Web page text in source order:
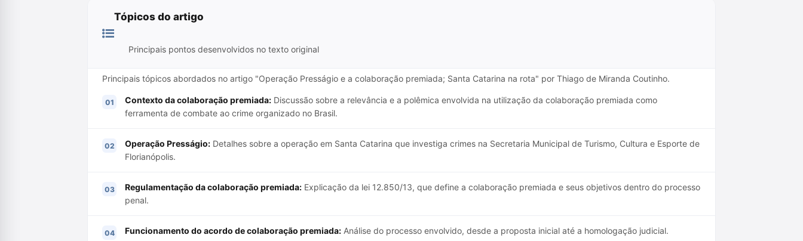
Tópicos do artigo
Principais pontos desenvolvidos no texto original
Principais tópicos abordados no artigo "Operação Presságio e a colaboração premiada; Santa Catarina na rota" por Thiago de Miranda Coutinho.
Contexto da colaboração premiada: Discussão sobre a relevância e a polêmica envolvida na utilização da colaboração premiada como
ferramenta de combate ao crime organizado no Brasil.
Operação Presságio: Detalhes sobre a operação em Santa Catarina que investiga crimes na Secretaria Municipal de Turismo, Cultura e Esporte de
Florianópolis.
Regulamentação da colaboração premiada: Explicação da lei 12.850/13, que define a colaboração premiada e seus objetivos dentro do processo
penal.
Funcionamento do acordo de colaboração premiada: Análise do processo envolvido, desde a proposta inicial até a homologação judicial.